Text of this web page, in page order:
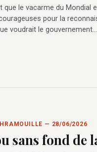
que le vacarme du Mondial
pour la
voudrait le gouvernement…
— 28/06/2026
sans fond de